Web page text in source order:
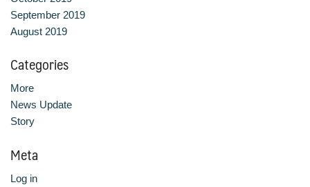
September 2019
August 2019
Categories
More
News Update
Story
Meta
Log in